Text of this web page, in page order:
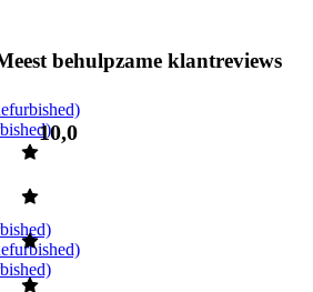
behulpzame klantreviews
10,0